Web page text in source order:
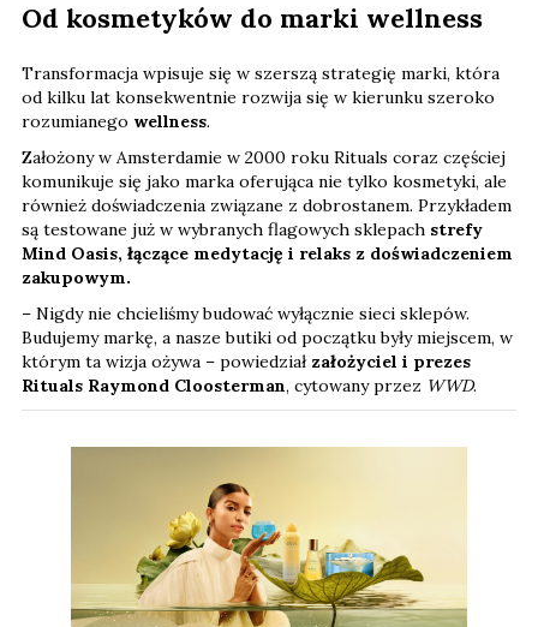
Od kosmetyków do marki wellness
Transformacja wpisuje się w szerszą strategię marki, która
od kilku lat konsekwentnie rozwija się w kierunku szeroko
rozumianego wellness.
Założony w Amsterdamie w 2000 roku Rituals coraz częściej
komunikuje się jako marka oferująca nie tylko kosmetyki, ale
również doświadczenia związane z dobrostanem. Przykładem
są testowane już w wybranych flagowych sklepach strefy
Mind Oasis, łączące medytację i relaks z doświadczeniem
zakupowym.
– Nigdy nie chcieliśmy budować wyłącznie sieci sklepów.
Budujemy markę, a nasze butiki od początku były miejscem, w
którym ta wizja ożywa – powiedział założyciel i prezes
Rituals Raymond Cloosterman, cytowany przez WWD.